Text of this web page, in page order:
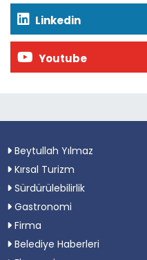
Linkedin
Youtube
Beytullah Yılmaz
Kırsal Turizm
Sürdürülebilirlik
Gastronomi
Firma
Belediye Haberleri